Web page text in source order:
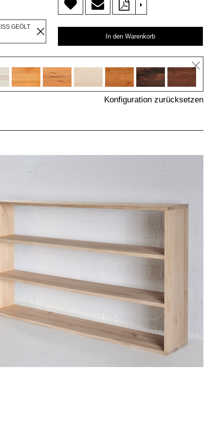
GEÖLT
>
In den Warenkorb
Konfiguration zurücksetzen